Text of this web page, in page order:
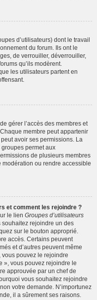
d’utilisateurs) dont le travail
du forum. Ils ont le
de verrouiller, déverrouiller,
qu’ils modèrent.
les utilisateurs partent en
gérer l’accès des membres et
membre peut appartenir
avoir ses permissions. La
permet aux
de plusieurs membres
modération ou rendre accessible
et comment les rejoindre ?
le lien Groupes d’utilisateurs
souhaitez rejoindre un des
sur le bouton approprié.
accès. Certains peuvent
et d’autres peuvent même
vous pouvez le rejoindre
», vous pouvez rejoindre le
approuvée par un chef de
vous souhaitez rejoindre
votre demande. N’importunez
il a sûrement ses raisons.